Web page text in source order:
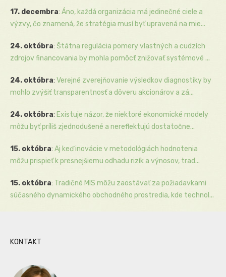
17. decembra: Áno, každá organizácia má jedinečné ciele a
výzvy, čo znamená, že stratégia musí byť upravená na mie...
24. októbra: Štátna regulácia pomery vlastných a cudzích
zdrojov financovania by mohla pomôcť znižovať systémové ...
24. októbra: Verejné zverejňovanie výsledkov diagnostiky by
mohlo zvýšiť transparentnosť a dôveru akcionárov a zá...
24. októbra: Existuje názor, že niektoré ekonomické modely
môžu byť príliš zjednodušené a nereflektujú dostatočne...
15. októbra: Aj keď inovácie v metodológiách hodnotenia
môžu prispieť k presnejšiemu odhadu rizík a výnosov, trad...
15. októbra: Tradičné MIS môžu zaostávať za požiadavkami
súčasného dynamického obchodného prostredia, kde technol...
KONTAKT